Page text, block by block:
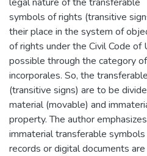
symbols of rights (transitive
their place in the system of
of rights under the Civil Code of
possible through the category
incorporales. So, the
(transitive signs) are to be
material (movable) and
property. The author
immaterial transferable
records or digital documents are